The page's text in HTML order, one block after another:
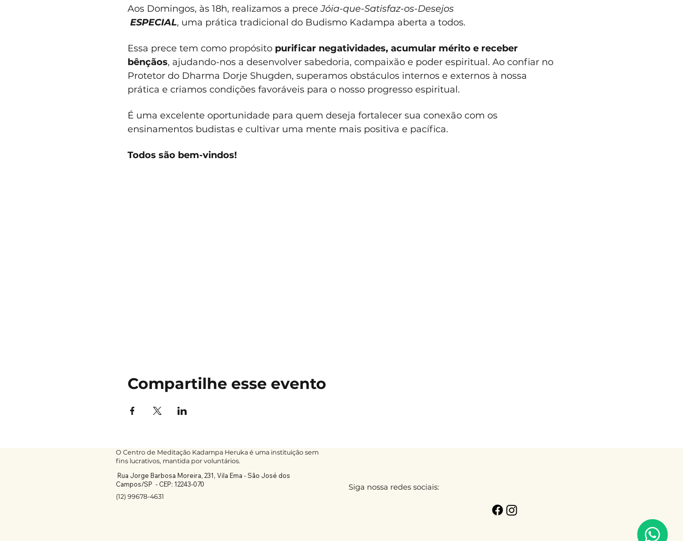
Aos Domingos, às 18h, realizamos a prece Jóia-que-Satisfaz-os-Desejos
ESPECIAL, uma prática tradicional do Budismo Kadampa aberta a todos.
Essa prece tem como propósito purificar negatividades, acumular mérito e receber
bênçãos, ajudando-nos a desenvolver sabedoria, compaixão e poder espiritual. Ao confiar no
Protetor do Dharma Dorje Shugden, superamos obstáculos internos e externos à nossa
prática e criamos condições favoráveis para o nosso progresso espiritual.
É uma excelente oportunidade para quem deseja fortalecer sua conexão com os
ensinamentos budistas e cultivar uma mente mais positiva e pacífica.
Todos são bem-vindos!
Compartilhe esse evento
O Centro de Meditação Kadampa Heruka é uma instituição sem
fins lucrativos, mantida por voluntários.
Rua Jorge Barbosa Moreira, 231, Vila Ema - São José dos
Campos/SP - CEP: 12243-070
(12) 99678-4631
Siga nossa redes sociais: